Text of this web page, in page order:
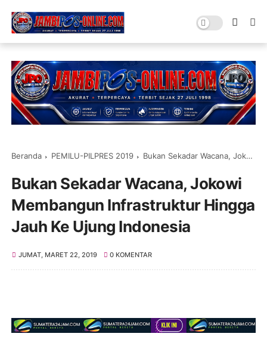
Beranda PEMILU-PILPRES 2019 Bukan Sekadar Wacana, Jokowi Membangun Infrastruktur Hingga Jauh Ke Ujung Indonesia
Bukan Sekadar Wacana, Jokowi
Membangun Infrastruktur Hingga
Jauh Ke Ujung Indonesia
JUMAT, MARET 22, 2019 0 KOMENTAR